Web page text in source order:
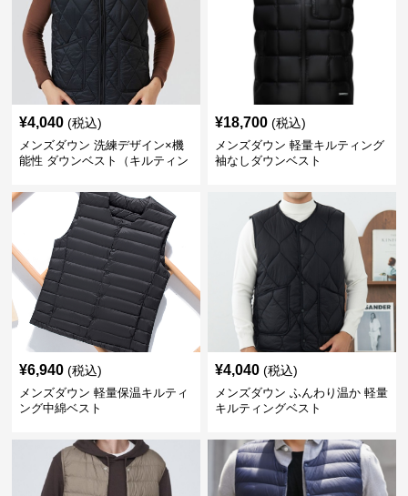
¥4,040 (税込)
メンズダウン 洗練デザイン×機
能性 ダウンベスト（キルティン
¥18,700 (税込)
メンズダウン 軽量キルティング
袖なしダウンベスト
¥6,940 (税込)
メンズダウン 軽量保温キルティ
ング中綿ベスト
¥4,040 (税込)
メンズダウン ふんわり温か 軽量
キルティングベスト